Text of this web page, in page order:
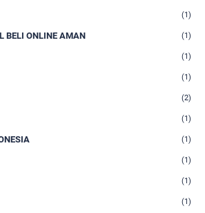
(1)
BELI ONLINE AMAN (1)
(1)
(1)
(2)
(1)
(1)
(1)
(1)
(1)